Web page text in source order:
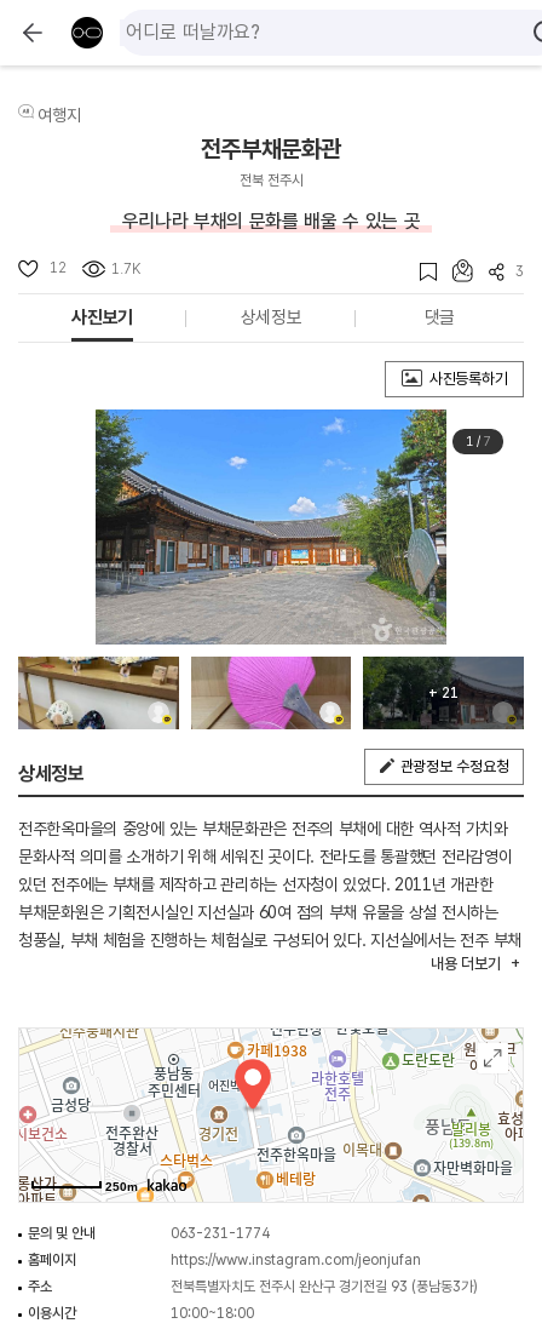
여행지
전주부채문화관
전북 전주시
우리나라 부채의 문화를 배울 수 있는 곳
12 1.7K 3
사진보기 상세정보 댓글
사진등록하기
1/ 7
+ 21
상세정보 관광정보 수정요청
전주한옥마을의 중앙에 있는 부채문화관은 전주의 부채에 대한 역사적 가치와
문화사적 의미를 소개하기 위해 세워진 곳이다. 전라도를 통괄했던 전라감영이
있던 전주에는 부채를 제작하고 관리하는 선자청이 있었다. 2011년 개관한
부채문화원은 기획전시실인 지선실과 60여 점의 부채 유물을 상설 전시하는
청풍실, 부채 체험을 진행하는 체험실로 구성되어 있다. 지선실에서는 전주 부채
장인 초대전, 부채와 서화, 문학, 현대미술 등 다양한 예술 장르를 결합한 기획
청풍실에서는 전주 부채의 맥을 이어오고 있는 선자장(전통 부채를 만드는
기능을 보유한 장인)들의 작품과 부채 유물 작품을 감상할 수 있다. 또한,
바람가게에서는 전주 부채 장인들의 다양한 부채작품과 기념품을 판매하고
있다. 문화원의 마당에서는 전통 놀이 체험도 가능하다.
내용 더보기
250m
문의 및 안내
063-231-1774
홈페이지
https://www.instagram.com/jeonjufan
주소
전북특별자치도 전주시 완산구 경기전길 93 (풍남동3가)
이용시간
10:00~18:00